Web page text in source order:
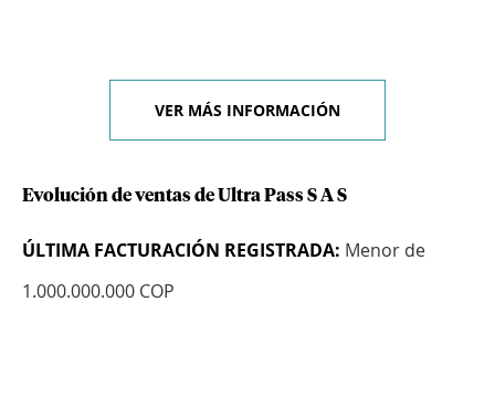
VER MÁS INFORMACIÓN
Evolución de ventas de Ultra Pass S A S
ÚLTIMA FACTURACIÓN REGISTRADA: Menor de
1.000.000.000 COP